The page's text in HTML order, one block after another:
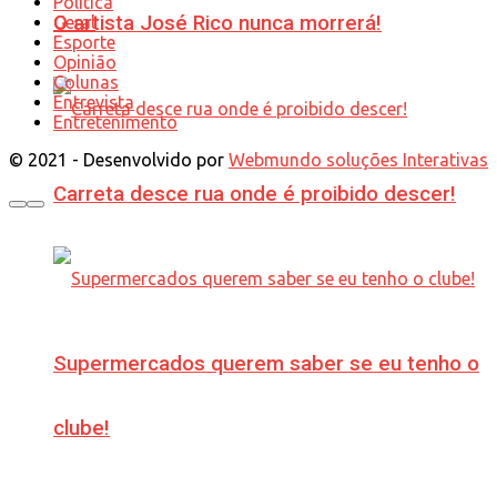
O artista José Rico nunca morrerá!
Carreta desce rua onde é proibido descer!
Supermercados querem saber se eu tenho o
clube!
Geral
Esporte
Opinião
Colunas
Entrevista
Entretenimento
© 2021 - Desenvolvido por Webmundo soluções Interativas